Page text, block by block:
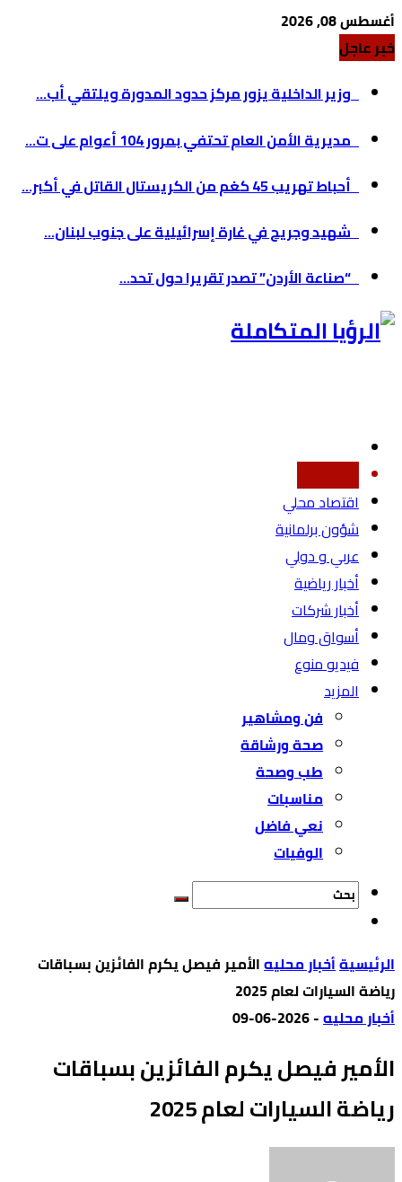
أغسطس 08, 2026
خبر عاجل
وزير الداخلية يزور مركز حدود المدورة ويلتقي أب...
مديرية الأمن العام تحتفي بمرور 104 أعوام على ت...
أحباط تهريب 45 كغم من الكريستال القاتل في أكبر...
شهيد وجريح في غارة إسرائيلية على جنوب لبنان...
“صناعة الأردن” تصدر تقريرا حول تحد...
اقتصاد محلي
شؤون برلمانية
عربي و دولي
أخبار رياضية
أخبار شركات
أسواق ومال
فيديو منوع
المزيد
فن ومشاهير
صحة ورشاقة
طب وصحة
مناسبات
نعي فاضل
الوفيات
‫الرئيسية‬أخبار محليهالأمير فيصل يكرم الفائزين بسباقات
رياضة السيارات لعام 2025
أخبار محليه-
2026-06-09
الأمير فيصل يكرم الفائزين بسباقات
رياضة السيارات لعام 2025